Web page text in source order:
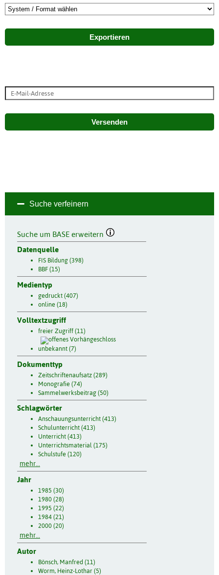
Exportieren
Versenden
Suche verfeinern
Suche um BASE erweitern
Datenquelle
FIS Bildung (398)
BBF (15)
Medientyp
gedruckt (407)
online (18)
Volltextzugriff
freier Zugriff (11)
unbekannt (7)
Dokumenttyp
Zeitschriftenaufsatz (289)
Monografie (74)
Sammelwerksbeitrag (50)
Schlagwörter
Anschauungsunterricht (413)
Schulunterricht (413)
Unterricht (413)
Unterrichtsmaterial (175)
Schulstufe (120)
mehr...
Jahr
1985 (30)
1980 (28)
1995 (22)
1984 (21)
2000 (20)
mehr...
Autor
Bönsch, Manfred (11)
Worm, Heinz-Lothar (5)